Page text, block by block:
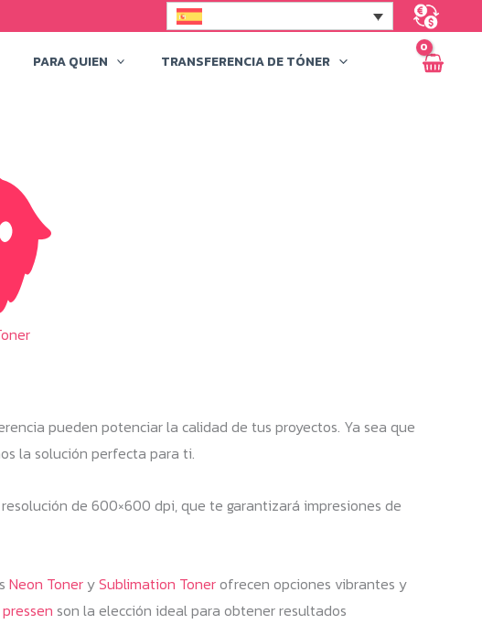
PARA QUIEN
TRANSFERENCIA DE TÓNER
pueden potenciar la calidad de tus proyectos. Ya sea que
la solución perfecta para ti.
de 600×600 dpi, que te garantizará impresiones de
Neon TonerySublimation Tonerofrecen opciones vibrantes y
pressen son la elección ideal para obtener resultados